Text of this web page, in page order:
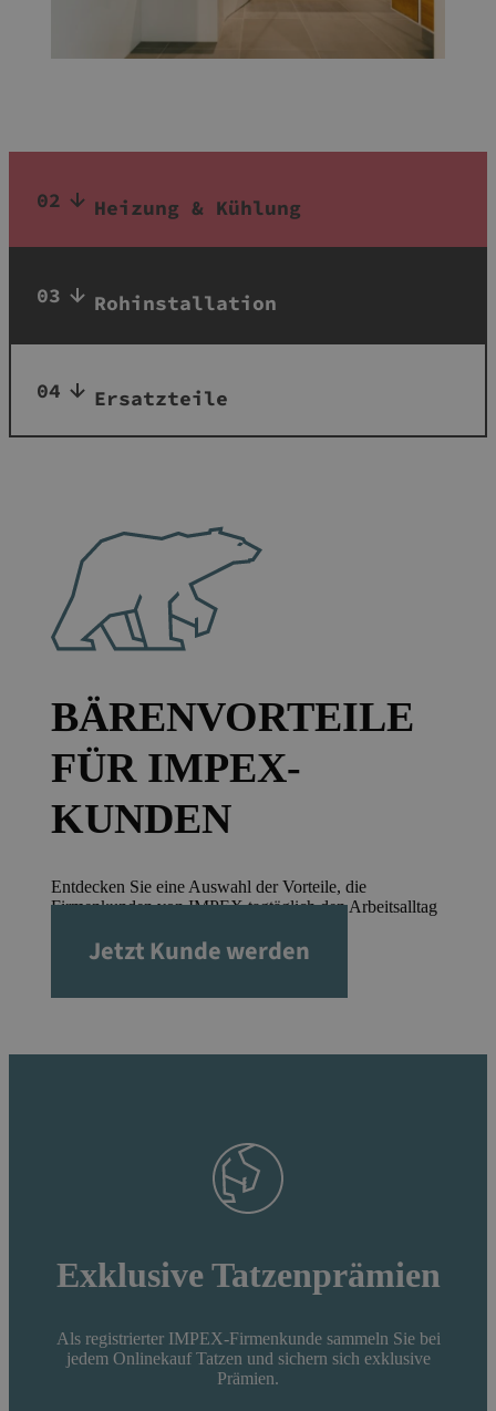
02 Heizung & Kühlung
03 Rohinstallation
04 Ersatzteile
BÄRENVORTEILE
FÜR IMPEX-
KUNDEN
Entdecken Sie eine Auswahl der Vorteile, die
Firmenkunden von IMPEX tagtäglich den Arbeitsalltag
Jetzt Kunde werden
Exklusive Tatzenprämien
Als registrierter IMPEX-Firmenkunde sammeln Sie bei
jedem Onlinekauf Tatzen und sichern sich exklusive
Prämien.